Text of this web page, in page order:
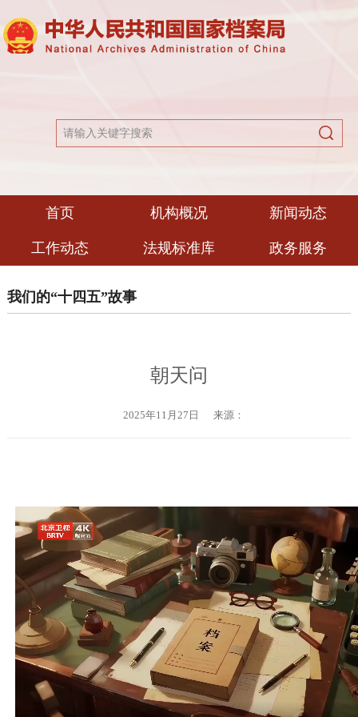
首页 机构概况 新闻动态
工作动态 法规标准库 政务服务
我们的“十四五”故事
朝天问
2025年11月27日 来源：